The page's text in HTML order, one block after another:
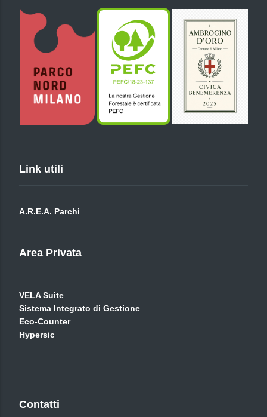
Link utili
A.R.E.A. Parchi
Area Privata
VELA Suite
Sistema Integrato di Gestione
Eco-Counter
Hypersic
Contatti